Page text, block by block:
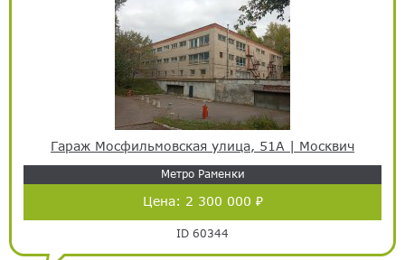
Гараж Мосфильмовская улица, 51А | Москвич
Метро Раменки
Цена: 2 300 000 ₽
ID 60344